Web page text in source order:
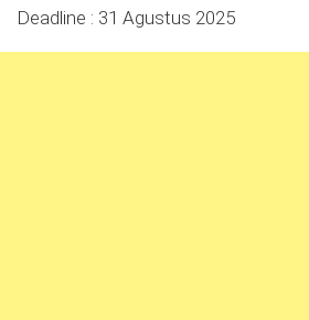
Deadline : 31 Agustus 2025